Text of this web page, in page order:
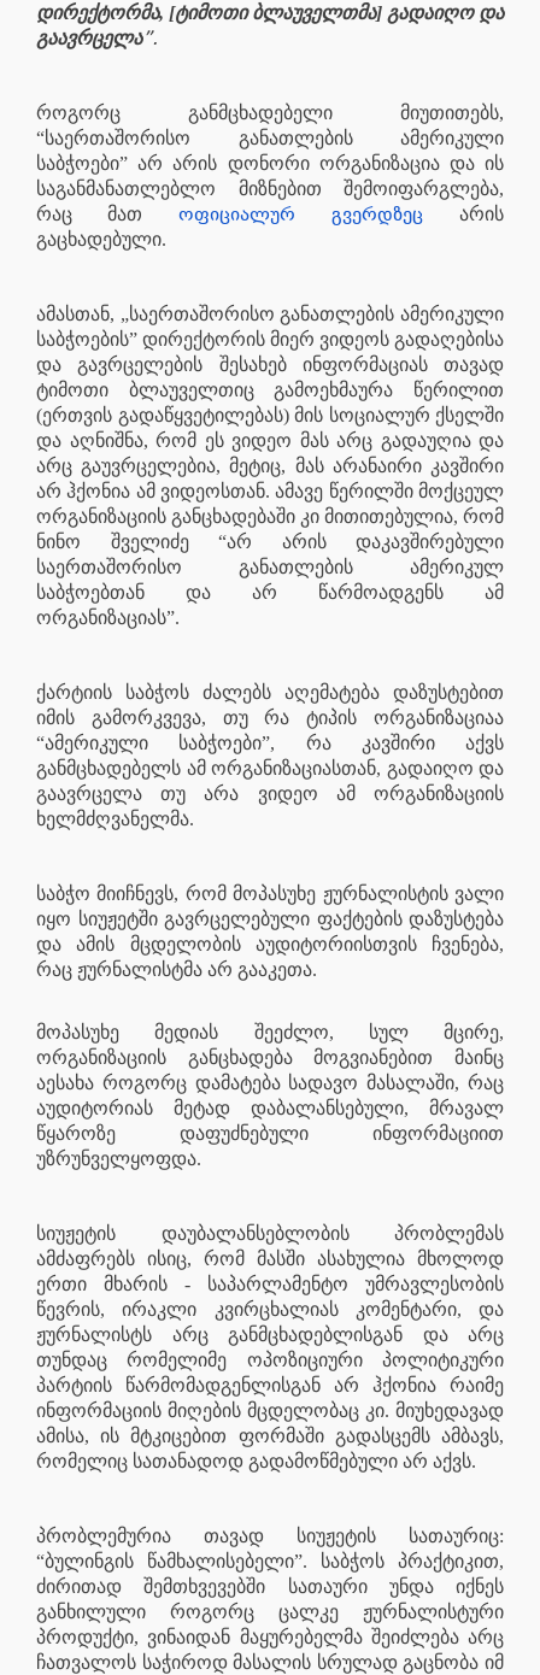
დირექტორმა, [ტიმოთი ბლაუველთმა] გადაიღო და
გაავრცელა”.
როგორც განმცხადებელი მიუთითებს,
“საერთაშორისო განათლების ამერიკული
საბჭოები” არ არის დონორი ორგანიზაცია და ის
საგანმანათლებლო მიზნებით შემოიფარგლება,
რაც მათ
ოფიციალურ გვერდზეც
არის
გაცხადებული.
ამასთან, „საერთაშორისო განათლების ამერიკული
საბჭოების” დირექტორის მიერ ვიდეოს გადაღებისა
და გავრცელების შესახებ ინფორმაციას თავად
ტიმოთი ბლაუველთიც გამოეხმაურა წერილით
(ერთვის გადაწყვეტილებას) მის სოციალურ ქსელში
და აღნიშნა, რომ ეს ვიდეო მას არც გადაუღია და
არც გაუვრცელებია, მეტიც, მას არანაირი კავშირი
არ ჰქონია ამ ვიდეოსთან. ამავე წერილში მოქცეულ
ორგანიზაციის განცხადებაში კი მითითებულია, რომ
ნინო შველიძე “არ არის დაკავშირებული
საერთაშორისო განათლების ამერიკულ
საბჭოებთან და არ წარმოადგენს ამ
ორგანიზაციას”.
ქარტიის საბჭოს ძალებს აღემატება დაზუსტებით
იმის გამორკვევა, თუ რა ტიპის ორგანიზაციაა
“ამერიკული საბჭოები”, რა კავშირი აქვს
განმცხადებელს ამ ორგანიზაციასთან, გადაიღო და
გაავრცელა თუ არა ვიდეო ამ ორგანიზაციის
ხელმძღვანელმა.
საბჭო მიიჩნევს, რომ მოპასუხე ჟურნალისტის ვალი
იყო სიუჟეტში გავრცელებული ფაქტების დაზუსტება
და ამის მცდელობის აუდიტორიისთვის ჩვენება,
რაც ჟურნალისტმა არ გააკეთა.
მოპასუხე მედიას შეეძლო, სულ მცირე,
ორგანიზაციის განცხადება მოგვიანებით მაინც
აესახა როგორც დამატება სადავო მასალაში, რაც
აუდიტორიას მეტად დაბალანსებული, მრავალ
წყაროზე დაფუძნებული ინფორმაციით
უზრუნველყოფდა.
სიუჟეტის დაუბალანსებლობის პრობლემას
ამძაფრებს ისიც, რომ მასში ასახულია მხოლოდ
ერთი მხარის - საპარლამენტო უმრავლესობის
წევრის, ირაკლი კვირცხალიას კომენტარი, და
ჟურნალისტს არც განმცხადებლისგან და არც
თუნდაც რომელიმე ოპოზიციური პოლიტიკური
პარტიის წარმომადგენლისგან არ ჰქონია რაიმე
ინფორმაციის მიღების მცდელობაც კი. მიუხედავად
ამისა, ის მტკიცებით ფორმაში გადასცემს ამბავს,
რომელიც სათანადოდ გადამოწმებული არ აქვს.
პრობლემურია თავად სიუჟეტის სათაურიც:
“ბულინგის წამხალისებელი”. საბჭოს პრაქტიკით,
ძირითად შემთხვევებში სათაური უნდა იქნეს
განხილული როგორც ცალკე ჟურნალისტური
პროდუქტი, ვინაიდან მაყურებელმა შეიძლება არც
ჩათვალოს საჭიროდ მასალის სრულად გაცნობა იმ